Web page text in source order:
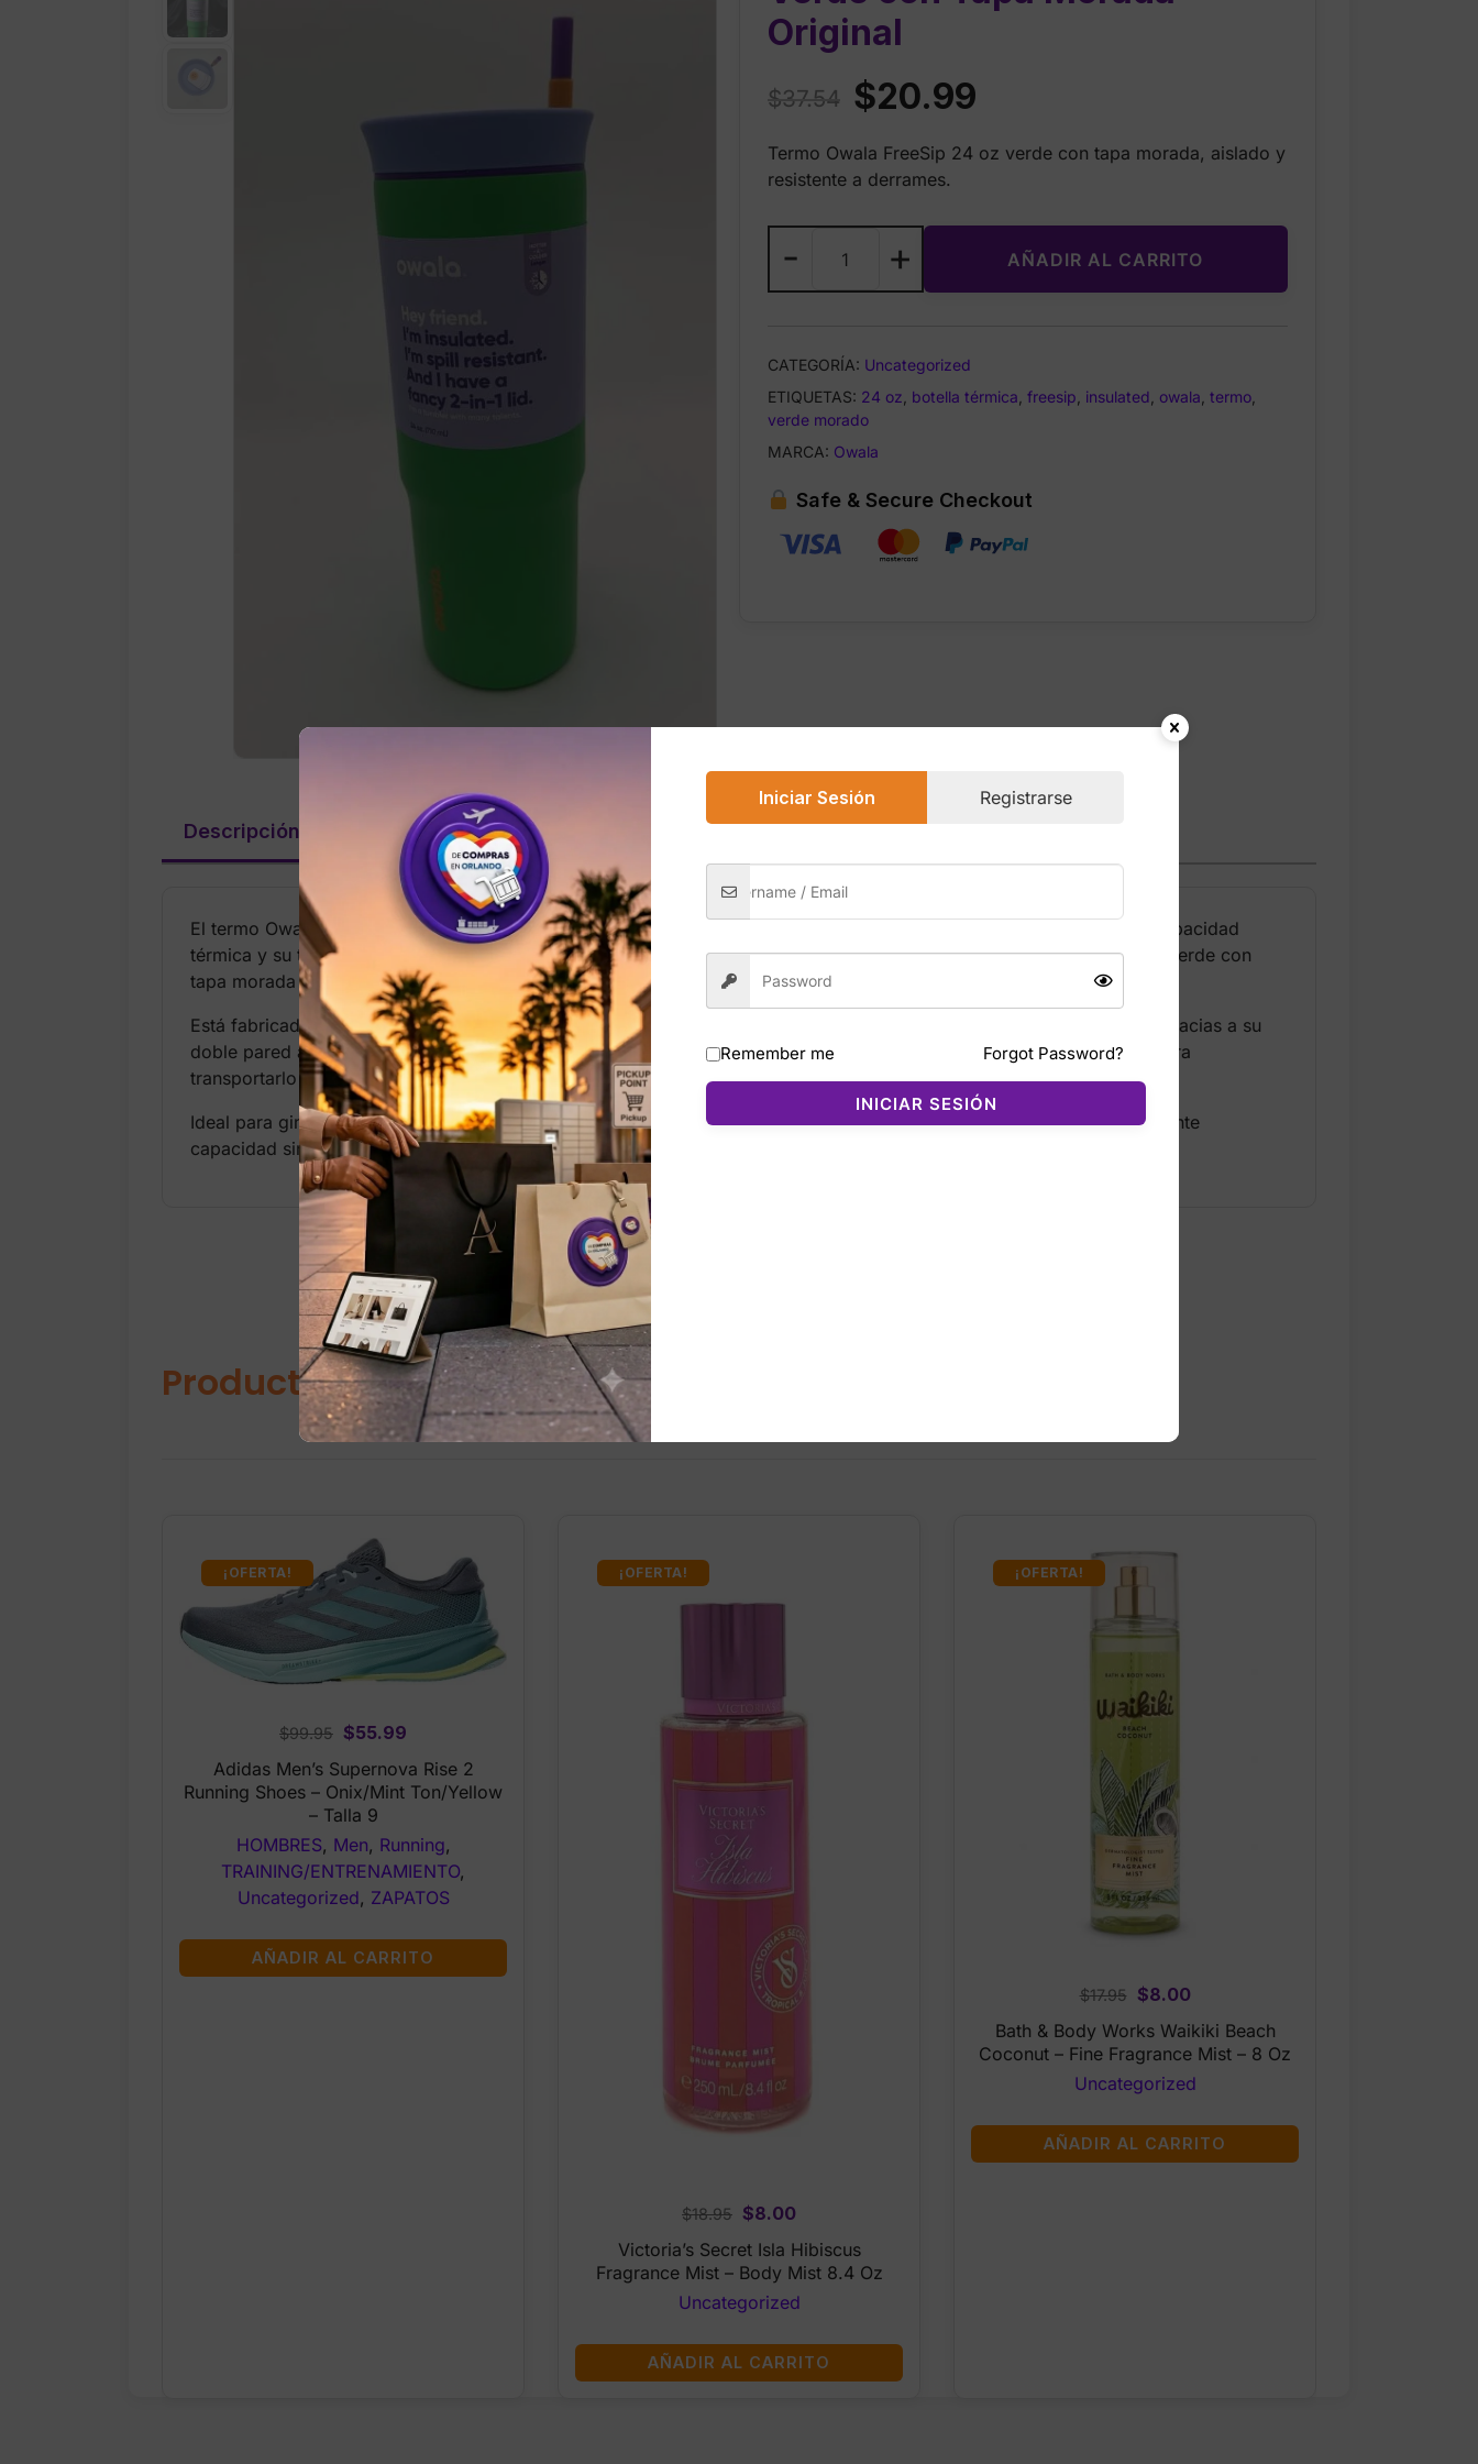
Original
$37.54 Original
was:
$20.99
is:
Termo Owala FreeSip 24 oz verde con tapa morada, aislado y
resistente a derrames.
-
Owala
FreeSip
–
Verde
con
Tapa
–
Original
cantidad
+ AÑADIR AL CARRITO
CATEGORÍA: Uncategorized
ETIQUETAS: 24 oz botella térmica freesip insulated owala termo
verde morado
MARCA: Owala
Safe & Secure Checkout
Descripción Valoraciones (0)
El termo Owala FreeSip de 24 oz es uno de los modelos más populares gracias a su diseño moderno, su excelente capacidad
térmica y su tapa 2‑en‑1 que permite beber con popote o directamente desde la boquilla. Su combinación de colores verde con
tapa morada y detalles naranja lo hace llamativo, juvenil y perfecto para uso diario.
Está fabricado con acero inoxidable de alta calidad, es resistente a derrames y mantiene las bebidas frías por horas gracias a su
doble pared aislada. Su tapa FreeSip es práctica, higiénica y fácil de abrir con un solo botón. Incluye asa integrada para
transportarlo cómodamente.
Ideal para gimnasio, trabajo, escuela, viajes o actividades al aire libre. Su tamaño de 24 oz (710 ml) ofrece una excelente
capacidad sin ser demasiado grande.
Productos relacionados
¡OFERTA!
$99.95 Original
was:
$99.95.
$55.99
price
is:
Adidas Men’s Supernova Rise 2
Running Shoes – Onix/Mint Ton/Yellow
– Talla 9
HOMBRES, Men, Running,
TRAINING/ENTRENAMIENTO,
Uncategorized, ZAPATOS
AÑADIR AL CARRITO
¡OFERTA!
$18.95 Original
price
was:
$18.95.
$8.00Current
price
is:
$8.00.
Victoria’s Secret Isla Hibiscus
Fragrance Mist – Body Mist 8.4 Oz
Uncategorized
AÑADIR AL CARRITO
¡OFERTA!
$17.95
Original
price
was:
$17.95.
$8.00Current
price
is:
$8.00.
Bath & Body Works Waikiki Beach
Coconut – Fine Fragrance Mist – 8 Oz
Uncategorized
AÑADIR AL CARRITO
Iniciar Sesión Registrarse
Remember me Forgot Password?
INICIAR SESIÓN